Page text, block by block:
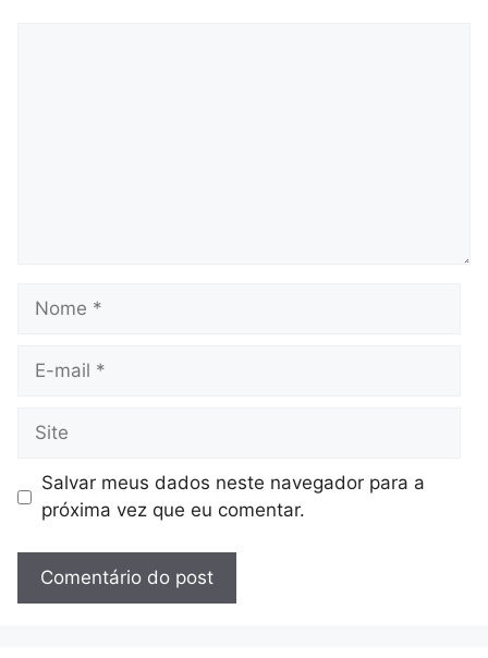
Nome
Site
Salvar meus dados neste navegador para a
próxima vez que eu comentar.